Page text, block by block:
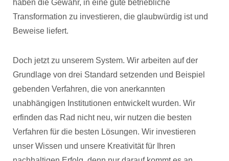
haben die Gewähr, in eine gute betriebliche
Transformation zu investieren, die glaubwürdig ist und
Beweise liefert.
Doch jetzt zu unserem System. Wir arbeiten auf der
Grundlage von drei Standard setzenden und Beispiel
gebenden Verfahren, die von anerkannten
unabhängigen Institutionen entwickelt wurden. Wir
erfinden das Rad nicht neu, wir nutzen die besten
Verfahren für die besten Lösungen. Wir investieren
unser Wissen und unsere Kreativität für Ihren